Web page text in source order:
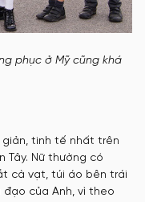
phục ở Mỹ cũng khá
tinh tế nhất trên
Tây. Nữ thường có
cà vạt, túi áo bên trái
đạo của Anh, vì theo